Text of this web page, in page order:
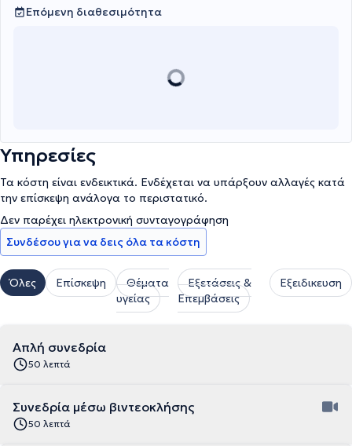
Επόμενη διαθεσιμότητα
Υπηρεσίες
Τα κόστη είναι ενδεικτικά. Ενδέχεται να υπάρξουν αλλαγές κατά
την επίσκεψη ανάλογα το περιστατικό.
Δεν παρέχει ηλεκτρονική συνταγογράφηση
Συνδέσου για να δεις όλα τα κόστη
Όλες Επίσκεψη
Θέματα
υγείας
Εξετάσεις &
Επεμβάσεις
Εξειδικευση
Απλή συνεδρία
50 λεπτά
Συνεδρία μέσω βιντεοκλήσης
50 λεπτά